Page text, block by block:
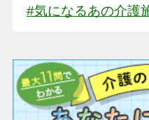
#気になるあの介護